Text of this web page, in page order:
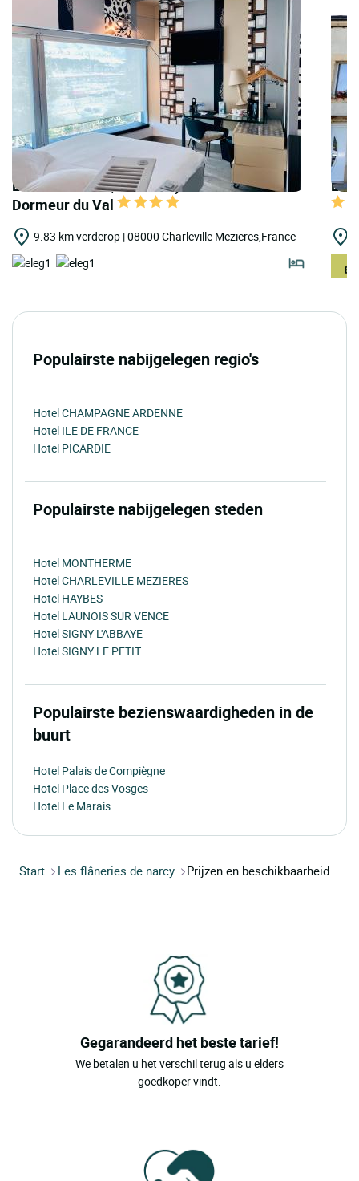
LOGIS HOTELS | Urban Style Hôtel le
Dormeur du Val
9.83 km verderop | 08000 Charleville Mezieres,France
Populairste nabijgelegen regio's
Hotel CHAMPAGNE ARDENNE
Hotel ILE DE FRANCE
Hotel PICARDIE
Populairste nabijgelegen steden
Hotel MONTHERME
Hotel CHARLEVILLE MEZIERES
Hotel HAYBES
Hotel LAUNOIS SUR VENCE
Hotel SIGNY L'ABBAYE
Hotel SIGNY LE PETIT
Populairste bezienswaardigheden in de
buurt
Hotel Palais de Compiègne
Hotel Place des Vosges
Hotel Le Marais
Start Les flâneries de narcy Prijzen en beschikbaarheid
Gegarandeerd het beste tarief!
We betalen u het verschil terug als u elders
goedkoper vindt.